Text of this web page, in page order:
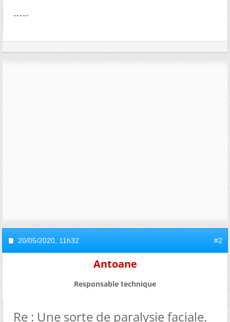
-----
20/05/2020, 11h32 #2
Antoane
Responsable technique
Re : Une sorte de paralysie faciale.